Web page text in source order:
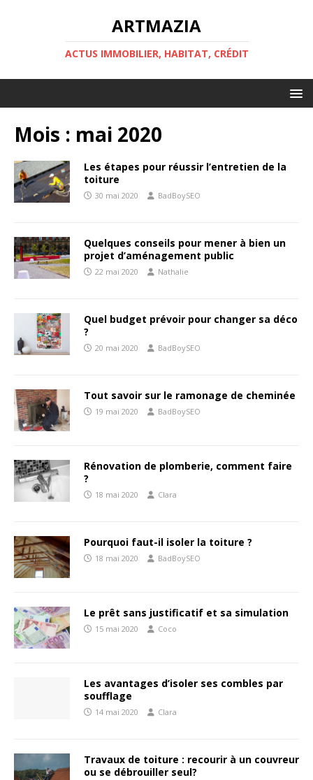
ARTMAZIA
ACTUS IMMOBILIER, HABITAT, CRÉDIT
Mois : mai 2020
Les étapes pour réussir l’entretien de la
toiture
30 mai 2020 BadBoySEO
Quelques conseils pour mener à bien un
projet d’aménagement public
22 mai 2020 Nathalie
Quel budget prévoir pour changer sa déco
?
20 mai 2020 BadBoySEO
Tout savoir sur le ramonage de cheminée
19 mai 2020 BadBoySEO
Rénovation de plomberie, comment faire
?
18 mai 2020 Clara
Pourquoi faut-il isoler la toiture ?
18 mai 2020 BadBoySEO
Le prêt sans justificatif et sa simulation
15 mai 2020 Coco
Les avantages d’isoler ses combles par
soufflage
14 mai 2020 Clara
Travaux de toiture : recourir à un couvreur
ou se débrouiller seul?